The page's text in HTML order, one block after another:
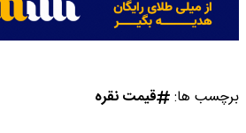
برچسب ها: قیمت نقره